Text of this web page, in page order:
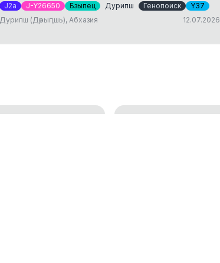
J2a J-Y26650 Бзыпец Дурипш Генопоиск
Y37
Дурипш (Дәрыԥшь), Абхазия
12.07.2026